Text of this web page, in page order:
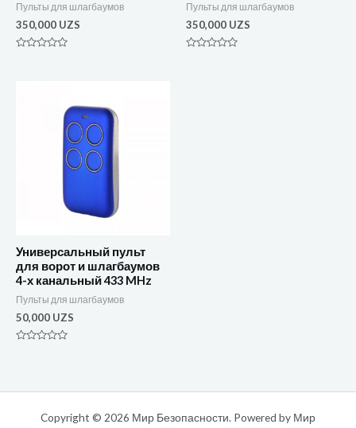
Пульты для шлагбаумов
350,000 UZS
Пульты для шлагбаумов
350,000 UZS
Универсальный пульт
для ворот и шлагбаумов
4-х канальный 433 MHz
Пульты для шлагбаумов
50,000 UZS
Copyright © 2026 Мир Безопасности. Powered by Мир